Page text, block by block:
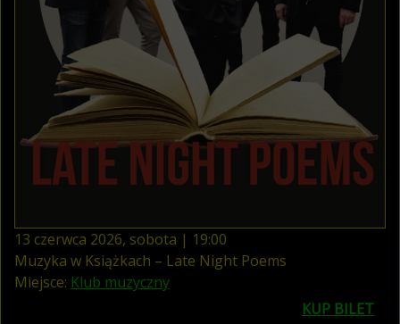
13 czerwca 2026, sobota | 19:00
Muzyka w Książkach – Late Night Poems
Miejsce: Klub muzyczny
KUP BILET